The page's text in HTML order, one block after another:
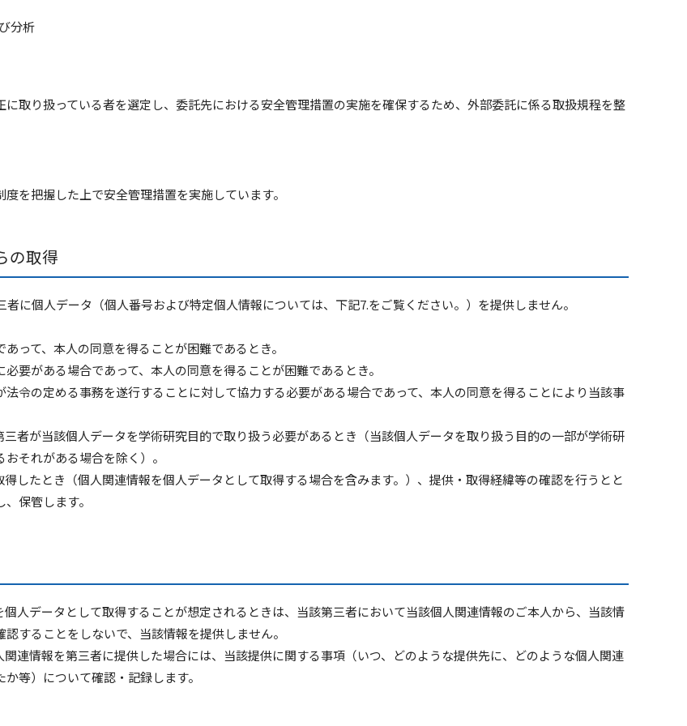
分析
取り扱っている者を選定し、委託先における安全管理措置の実施を確保するため、外部委託に係る取扱規程を整
を把握した上で安全管理措置を実施しています。
の取得
に個人データ（個人番号および特定個人情報については、下記7.をご覧ください。）を提供しません。
って、本人の同意を得ることが困難であるとき。
要がある場合であって、本人の同意を得ることが困難であるとき。
令の定める事務を遂行することに対して協力する必要がある場合であって、本人の同意を得ることにより当該事
者が当該個人データを学術研究目的で取り扱う必要があるとき（当該個人データを取り扱う目的の一部が学術研
それがある場合を除く）。
したとき（個人関連情報を個人データとして取得する場合を含みます。）、提供・取得経緯等の確認を行うとと
保管します。
人データとして取得することが想定されるときは、当該第三者において当該個人関連情報のご本人から、当該情
することをしないで、当該情報を提供しません。
連情報を第三者に提供した場合には、当該提供に関する事項（いつ、どのような提供先に、どのような個人関連
等）について確認・記録します。